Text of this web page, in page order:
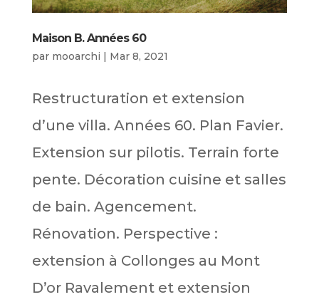
Maison B. Années 60
par mooarchi | Mar 8, 2021
Restructuration et extension
d’une villa. Années 60. Plan Favier.
Extension sur pilotis. Terrain forte
pente. Décoration cuisine et salles
de bain. Agencement.
Rénovation. Perspective :
extension à Collonges au Mont
D’or Ravalement et extension